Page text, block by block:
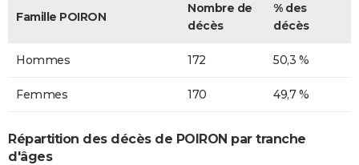
Famille POIRON
Nombre de
décès
% des
décès
Hommes 172 50,3 %
Femmes 170 49,7 %
Répartition des décès de POIRON par tranche
d'âges